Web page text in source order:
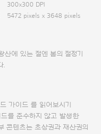
300x300 DPI
5472 pixels x 3648 pixels
에 있는 절엔 봄의 절정기
.
가이드 를 읽어보시기
를 준수하지 않고 발생한
콘텐츠는 초상권과 재산권의